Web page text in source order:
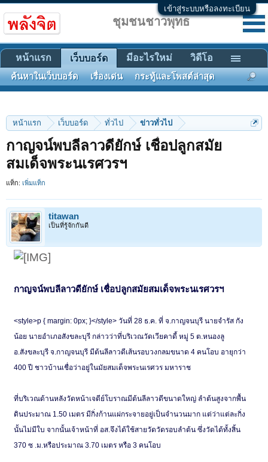
เข้าสู่ระบบหรือลงทะเบียน
หน้าแรก เว็บบอร์ด ทั่วไป ข่าวทั่วไป
กาญจน์พบลีลาวดียักษ์ เชื่อปลูกสมัย
สมเด็จพระนเรศวรฯ
แท็ก: เพิ่มแท็ก
titawan
เป็นที่รู้จักกันดี
กาญจน์พบลีลาวดียักษ์ เชื่อปลูกสมัยสมเด็จพระนเรศวรฯ
<style>p { margin: 0px; }</style> วันที่ 28 ธ.ค. ที่ จ.กาญจนบุรี นายจำรัส กัง
น้อย นายอำเภอสังขละบุรี กล่าวว่าที่บริเวณวัดเวียคาดี้ หมู่ 5 ต.หนองลู
อ.สังขละบุรี จ.กาญจนบุรี มีต้นลีลาวดีเส้นรอบวงกลมขนาด 4 คนโอบ อายุกว่า
400 ปี ชาวบ้านเชื่อว่าอยู่ในมัยสมเด็จพระนเรศวร มหาราช
ที่บริเวณด้านหลังวัดหน้าเจดีย์โบราณมีต้นลีลาวดีขนาดใหญ่ ลำต้นสูงจากพื้น
ดินประมาณ 1.50 เมตร มีกิ่งก้านแผ่กระจายอยู่เป็นจำนวนมาก แต่ว่าแต่ละกิ่ง
นั้นไม่มีใบ จากนั้นเจ้าหน้าที่ อส.จึงได้ใช้สายวัดวัดรอบลำต้น ซึ่งวัดได้ทั้งสิ้น
370 ซ .ม.หรือประมาณ 3.70 เมตร หรือ 3 คนโอบ
ชุมชนชาวพุทธ
หน้าแรก เว็บบอร์ด
ค้นหาในเว็บบอร์ด เรื่องเด่น กระทู้และโพสต์ล่าสุด
มีอะไรใหม่ วิดีโอ